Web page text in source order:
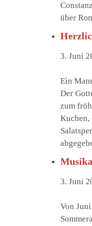
über
3. Juni
Ein
Der
zum
3. Juni
Von